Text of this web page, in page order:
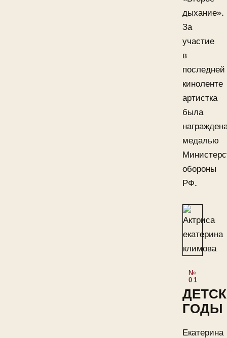
дыхание».
За
участие
в
последней
киноленте
артистка
была
медалью
обороны
РФ.
ГОДЫ
Екатерина